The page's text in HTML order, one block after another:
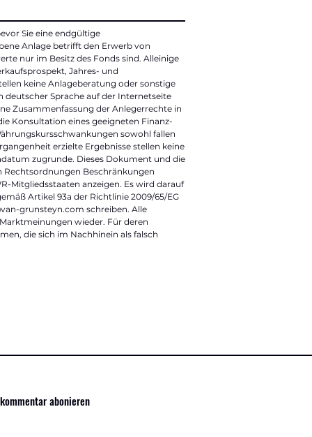
Sie eine endgültige
Anlage betrifft den Erwerb von
nur im Besitz des Fonds sind. Alleinige
Jahres- und
keine Anlageberatung oder sonstige
Sprache auf der Internetseite
Zusammenfassung der Anlegerrechte in
Konsultation eines geeigneten Finanz-
sowohl fallen
erzielte Ergebnisse stellen keine
zugrunde. Dieses Dokument und die
Beschränkungen
Mitgliedsstaaten anzeigen. Es wird darauf
Artikel 93a der Richtlinie 2009/65/EG
grunsteyn.com schreiben. Alle
wieder. Für deren
die sich im Nachhinein als falsch
abonieren